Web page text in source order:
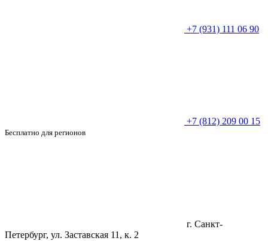
+7 (931) 111 06 90
+7 (812) 209 00 15
Бесплатно для регионов
г. Санкт-
Петербург, ул. Заставская 11, к. 2